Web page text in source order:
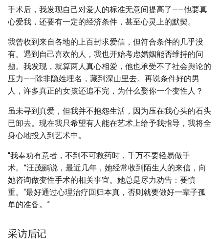
手术后，我发现自己对爱人的标准无意间提高了——他要真
心爱我，还要有一定的经济条件，甚至心灵上的默契。
我曾收到来自各地的上百封求爱信，但符合条件的几乎没
有。遇到自己喜欢的人，我也开始考虑婚姻能否维持的问
题。我发现，就算两人真心相爱，他也承受不了社会舆论的
压力——除非隐姓埋名，藏到深山里去。再说条件好的男
人，许多真正的女孩还追不完，为什么娶你一个变性人？
虽未寻到真爱，但我并不抱怨生活，因为压在我心头的石头
已卸去。现在我只希望有人能在艺术上给予我指导，我将全
身心地投入到艺术中。
“我奉劝有意者，不到不可救药时，千万不要轻易做手
术。”汪茂鹂说，最近几年，她经常收到陌生人的来信，向
她咨询做变性手术的相关事宜。她总是尽力劝告：要慎
重。“最好通过心理治疗回归本真，否则就要做好一辈子孤
单的准备。”
采访后记